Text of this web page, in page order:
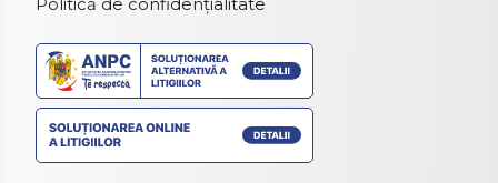
Politică de confidențialitate